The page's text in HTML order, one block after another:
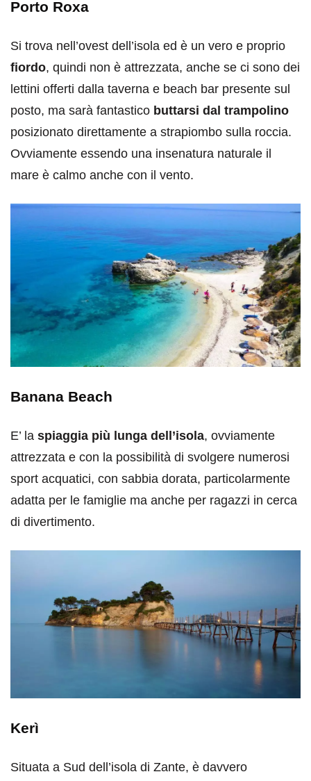
Porto Roxa
Si trova nell’ovest dell’isola ed è un vero e proprio
fiordo, quindi non è attrezzata, anche se ci sono dei
lettini offerti dalla taverna e beach bar presente sul
posto, ma sarà fantastico buttarsi dal trampolino
posizionato direttamente a strapiombo sulla roccia.
Ovviamente essendo una insenatura naturale il
mare è calmo anche con il vento.
Banana Beach
E’ la spiaggia più lunga dell’isola, ovviamente
attrezzata e con la possibilità di svolgere numerosi
sport acquatici, con sabbia dorata, particolarmente
adatta per le famiglie ma anche per ragazzi in cerca
di divertimento.
Kerì
Situata a Sud dell’isola di Zante, è davvero